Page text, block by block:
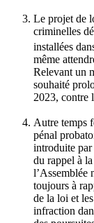
Le projet de
criminelles
installées
même
Relevant un
souhaité
2023, contre
Autre temps
pénal
introduite par
du rappel à
l’Assemblée
toujours à
de la loi et
infraction